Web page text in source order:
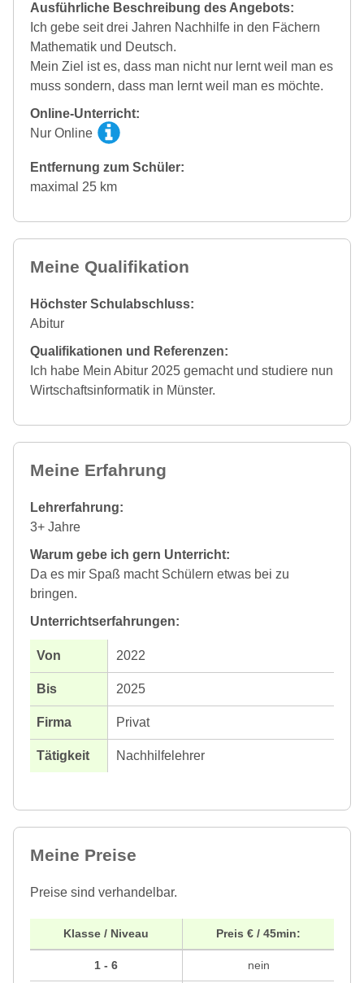
Ausführliche Beschreibung des Angebots:
Ich gebe seit drei Jahren Nachhilfe in den Fächern
Mathematik und Deutsch.
Mein Ziel ist es, dass man nicht nur lernt weil man es
muss sondern, dass man lernt weil man es möchte.
Online-Unterricht:
Nur Online
Entfernung zum Schüler:
maximal 25 km
Meine Qualifikation
Höchster Schulabschluss:
Abitur
Qualifikationen und Referenzen:
Ich habe Mein Abitur 2025 gemacht und studiere nun
Wirtschaftsinformatik in Münster.
Meine Erfahrung
Lehrerfahrung:
3+ Jahre
Warum gebe ich gern Unterricht:
Da es mir Spaß macht Schülern etwas bei zu
bringen.
Unterrichtserfahrungen:
2022
2025
Privat
Nachhilfelehrer
Meine Preise
Preise sind verhandelbar.
Klasse / Niveau
1 - 6
Preis € / 45min:
nein